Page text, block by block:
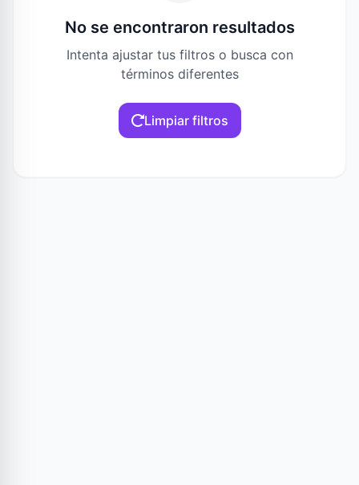
No se encontraron resultados
Intenta ajustar tus filtros o busca con
términos diferentes
Limpiar filtros